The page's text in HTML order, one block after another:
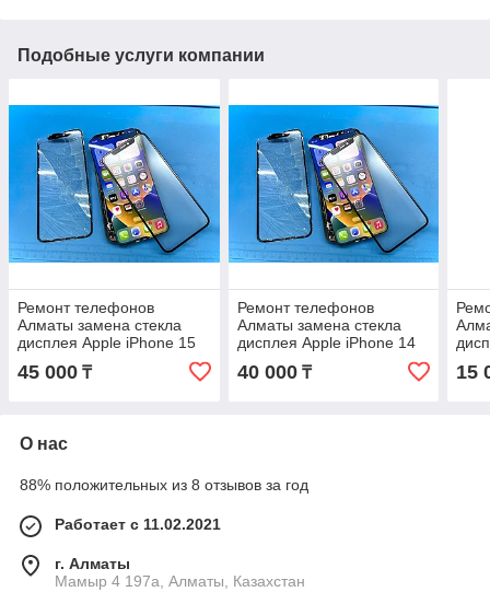
Подобные услуги компании
Ремонт телефонов
Алматы замена стекла
дисплея Apple iPhone 15
PLUS Оригинал С
Гарантией
45 000 ₸
Ремонт телефонов
Алматы замена стекла
дисплея Apple iPhone 14
Оригинал С Гарантией
40 000₸ 15
О нас
88% положительных из 8 отзывов за год
Работает с 11.02.2021
г. Алматы
Мамыр 4 197а, Алматы, Казахстан